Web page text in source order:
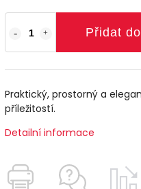
Přidat
Praktický, prostorný a
příležitostí.
Detailní informace